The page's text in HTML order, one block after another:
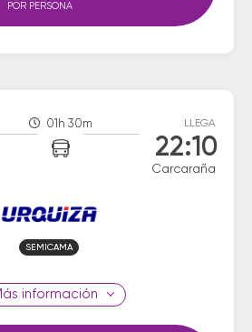
POR PERSONA
01h 30m LLEGA
22:10
Carcaraña
SEMICAMA
información